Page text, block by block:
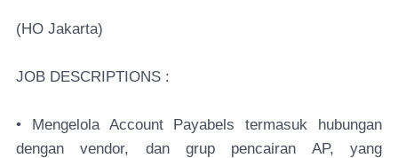
(HO Jakarta)
JOB DESCRIPTIONS :
• Mengelola Account Payabels termasuk hubungan
dengan vendor, dan grup pencairan AP, yang